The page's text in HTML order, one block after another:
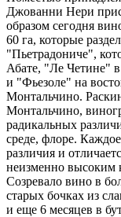
Джованни Нери
образом сегодня
60 га, которые
"Пьетрадониче",
Абате, "Ле Четине"
и "Фьезоле" на
Монтальчино.
Монтальчино,
радикальных
среде, флоре.
различия и
неизменно высоким
Созревало вино в
старых бочках из
и еще 6 месяцев в